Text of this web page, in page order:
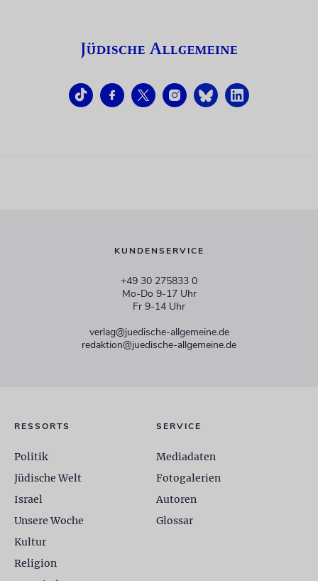
KUNDENSERVICE
+49 30 275833 0
Mo-Do 9-17 Uhr
Fr 9-14 Uhr
verlag@juedische-allgemeine.de
redaktion@juedische-allgemeine.de
RESSORTS
Politik
Jüdische Welt
Israel
Unsere Woche
Kultur
Religion
SERVICE
Mediadaten
Fotogalerien
Autoren
Glossar